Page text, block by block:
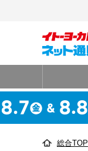
総合TOP